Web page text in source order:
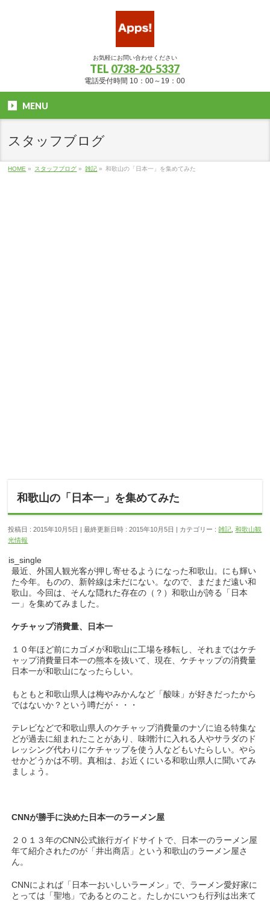
お気軽にお問い合わせください
TEL 0738-20-5337
電話受付時間 10：00～19：00
MENU
スタッフブログ
HOME » スタッフブログ » 雑記 » 和歌山の「日本一」を集めてみた
和歌山の「日本一」を集めてみた
投稿日 : 2015年10月5日 最終更新日時 : 2015年10月5日 カテゴリー :雑記 ,和歌山観
光情報
is_single
最近、外国人観光客が押し寄せるようになった和歌山。にも輝い
た今年。ものの、新幹線は未だにない。なので、まだまだ遠い和
歌山。今回は、そんな隠れた存在の（？）和歌山が誇る「日本
一」を集めてみました。
ケチャップ消費量、日本一
１０年ほど前にカゴメが和歌山に工場を移転し、それまではケチ
ャップ消費量日本一の熊本を抜いて、現在、ケチャップの消費量
日本一が和歌山になったらしい。
もともと和歌山県人は梅やみかんなど「酸味」が好きだったから
ではないか？という噂だが・・・
テレビなどで和歌山県人のケチャップ消費量のナゾに迫る特集な
どが過去に組まれたことがあり、味噌汁に入れる人やサラダのド
レッシング代わりにケチャップを使う人などもいたらしい。やら
せかどうかは不明。真相は、お近くにいる和歌山県人に聞いてみ
ましょう。
CNNが勝手に決めた日本一のラーメン屋
２０１３年のCNN公式旅行ガイドサイトで、日本一のラーメン屋
年て紹介されたのが「井出商店」という和歌山のラーメン屋さ
ん。
CNNによれば「日本一おいしいラーメン」で、ラーメン愛好家に
とっては「聖地」であるとのこと。たしかにいつも行列は出来て